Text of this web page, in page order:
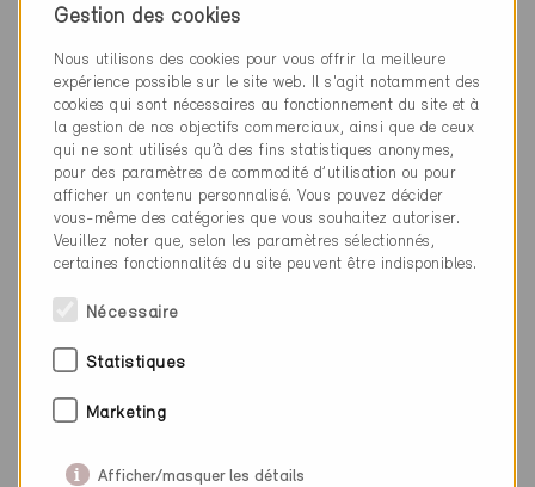
BE-2818
Gestion des cookies
Nous utilisons des cookies pour vous offrir la meilleure
expérience possible sur le site web. Il s'agit notamment des
cookies qui sont nécessaires au fonctionnement du site et à
la gestion de nos objectifs commerciaux, ainsi que de ceux
qui ne sont utilisés qu’à des fins statistiques anonymes,
pour des paramètres de commodité d’utilisation ou pour
afficher un contenu personnalisé. Vous pouvez décider
vous-même des catégories que vous souhaitez autoriser.
Veuillez noter que, selon les paramètres sélectionnés,
certaines fonctionnalités du site peuvent être indisponibles.
Nécessaire
Statistiques
Marketing
Afficher/masquer les détails